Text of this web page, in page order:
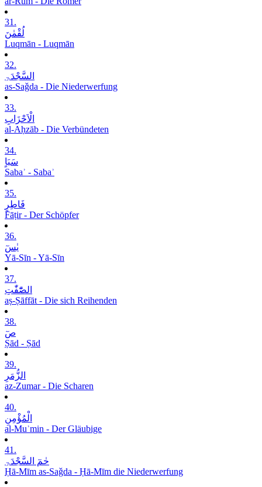
31.
لُقْمٰنَ
Luqmān - Luqmān
32.
السَّجْدَۃِ
as-Saǧda - Die Niederwerfung
33.
الْاَحْزَابِ
al-Aḥzāb - Die Verbündeten
34.
سَبَاٍ
Sabaʾ - Sabaʾ
35.
فَاطِرٍ
Fāṭir - Der Schöpfer
36.
یٰسٓ
Yā-Sīn - Yā-Sīn
37.
الصّٰٓفّٰتِ
aṣ-Ṣāffāt - Die sich Reihenden
38.
صٓ
Ṣād - Ṣād
39.
الزُّمَرِ
az-Zumar - Die Scharen
40.
الْمُؤْمِنِ
al-Muʾmin - Der Gläubige
41.
حٰمٓ السَّجْدَۃِ
Ḥā-Mīm as-Saǧda - Ḥā-Mīm die Niederwerfung